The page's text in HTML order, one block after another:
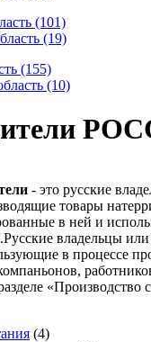
(101)
(19)
(155)
(10)
- это русские
товары
в ней и
владельцы
в процессе
«Производство
(4)